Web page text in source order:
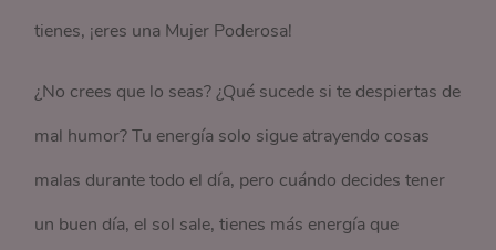
tienes, ¡eres una Mujer Poderosa!
¿No crees que lo seas? ¿Qué sucede si te despiertas de
mal humor? Tu energía solo sigue atrayendo cosas
malas durante todo el día, pero cuándo decides tener
un buen día, el sol sale, tienes más energía que